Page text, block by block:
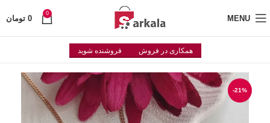
MENU
0
0 تومان
همکاری در فروش فروشنده شوید
-21%